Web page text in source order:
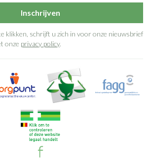
Inschrijven
klikken, schrijft u zich in voor onze nieuwsbrief
onze privacy policy.